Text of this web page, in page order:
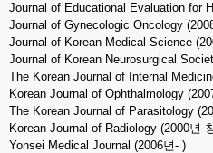
Journal of Educational Evaluation for
Journal of Gynecologic Oncology
Journal of Korean Medical Science
Journal of Korean Neurosurgical
The Korean Journal of Internal
Korean Journal of Ophthalmology
The Korean Journal of Parasitology
Korean Journal of Radiology (2000년
Yonsei Medical Journal (2006년- )